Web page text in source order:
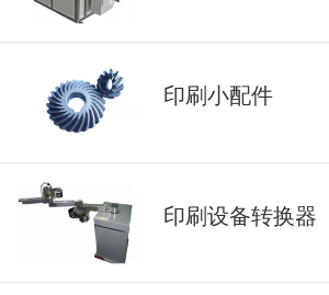
印刷小配件
印刷设备转换器